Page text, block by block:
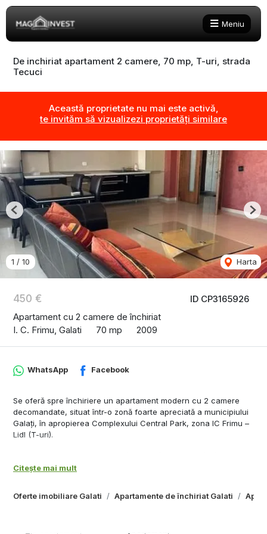
Meniu
De inchiriat apartament 2 camere, 70 mp, T-uri, strada
Tecuci
Această proprietate nu mai este activă,
te invităm să vizualizezi proprietăți similare
ID CP3165926
450 €
Apartament cu 2 camere de închiriat
I. C. Frimu, Galati
70 mp 2009
1 / 10 Harta
Previous
Oferte imobiliare Galati Apartamente de închiriat Galati
WhatsApp Facebook
Se oferă spre închiriere un apartament modern cu 2 camere
decomandate, situat într-o zonă foarte apreciată a municipiului
Galați, în apropierea Complexului Central Park, zona IC Frimu –
Lidl (T-uri).
mutare imediată. Compartimentarea este practică și oferă un
Apartamentul este situat într-un complex rezidențial modern,
Citește mai mult